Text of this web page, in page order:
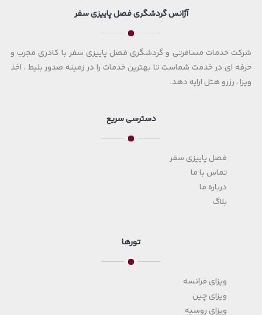
آژانس گردشگری فصل پاییزی سفر
شرکت خدمات مسافرتی و گردشگری فصل پاییزی سفر با کادری مجرب و
حرفه ای در خدمت شماست تا بهترین خدمات را در زمینه صدور بلیط ، اخذ
ویزا ، رزرو هتل ارایه دهد.
دسترسی سریع
فصل پاییزی سفر
تماس با ما
درباره ما
بلاگ
تورها
ویزای فرانسه
ویزای چین
ویزای روسیه